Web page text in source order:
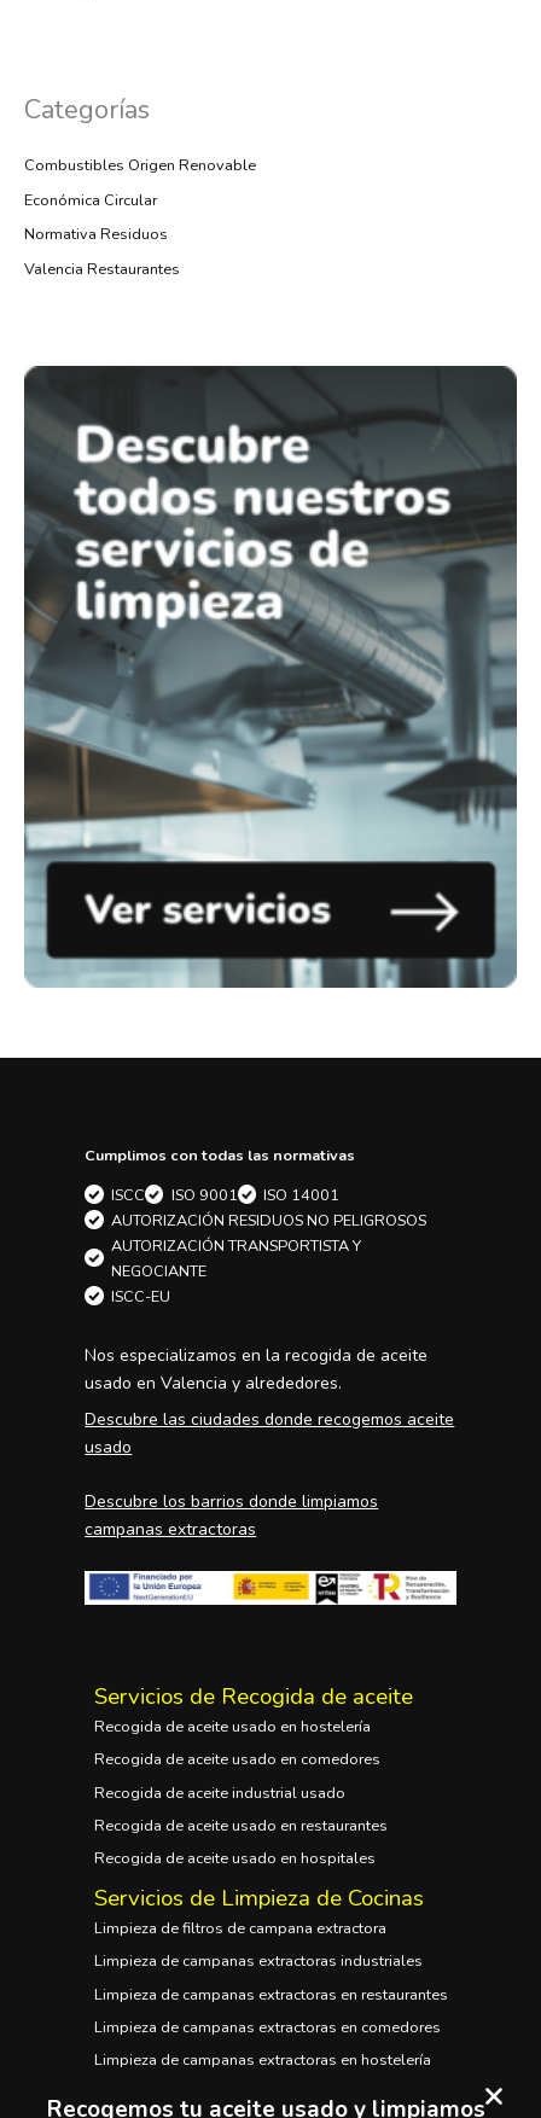
Recogemos tu aceite usado y limpiamos
Categorías
Combustibles Origen Renovable
Económica Circular
Normativa Residuos
Valencia Restaurantes
Cumplimos con todas las normativas
ISCC
ISO 9001
ISO 14001
AUTORIZACIÓN RESIDUOS NO PELIGROSOS
AUTORIZACIÓN TRANSPORTISTA Y
NEGOCIANTE
ISCC-EU
Nos especializamos en larecogida de aceite
usado en Valencia y alrededores.
Descubre las ciudades donde recogemos aceite
usado
Descubre los barrios donde limpiamos
campanas extractoras
Servicios de Recogida de aceite
Recogida de aceite usado en hostelería
Recogida de aceite usado en comedores
Recogida de aceite industrial usado
Recogida de aceite usado en restaurantes
Recogida de aceite usado en hospitales
Servicios de Limpieza de Cocinas
Limpieza de filtros de campana extractora
Limpieza de campanas extractoras industriales
Limpieza de campanas extractoras en restaurantes
Limpieza de campanas extractoras en comedores
Limpieza de campanas extractoras en hostelería